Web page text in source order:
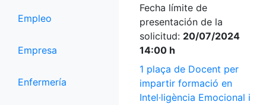
Empleo
Empresa
Enfermería
Fecha límite de
presentación de la
solicitud: 20/07/2024
14:00 h
1 plaça de Docent per
impartir formació en
Intel·ligència Emocional i